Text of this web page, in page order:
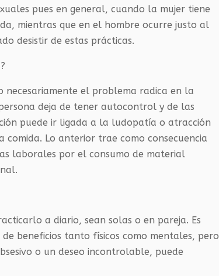
pues en general, cuando la mujer tiene
mientras que en el hombre ocurre justo al
desistir de estas prácticas.
necesariamente el problema radica en la
deja de tener autocontrol y de las
puede ir ligada a la ludopatía o atracción
Lo anterior trae como consecuencia
laborales por el consumo de material
a diario, sean solas o en pareja. Es
beneficios tanto físicos como mentales, pero
o un deseo incontrolable, puede